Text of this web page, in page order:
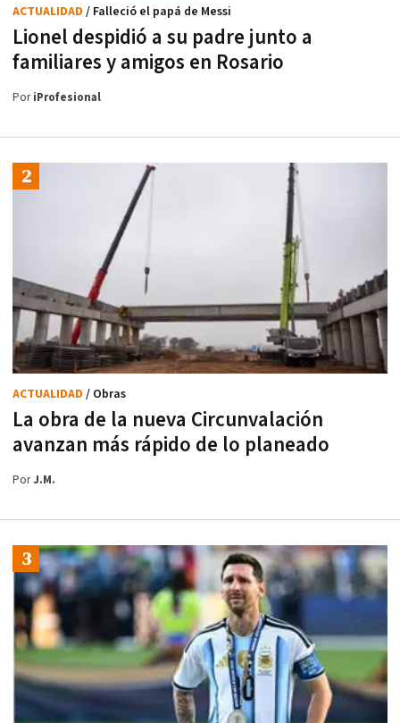
Lionel despidió a su padre junto a
familiares y amigos en Rosario
ACTUALIDAD / Falleció el papá de Messi
PoriProfesional
La obra de la nueva Circunvalación
avanzan más rápido de lo planeado
ACTUALIDAD / Obras
PorJ.M.